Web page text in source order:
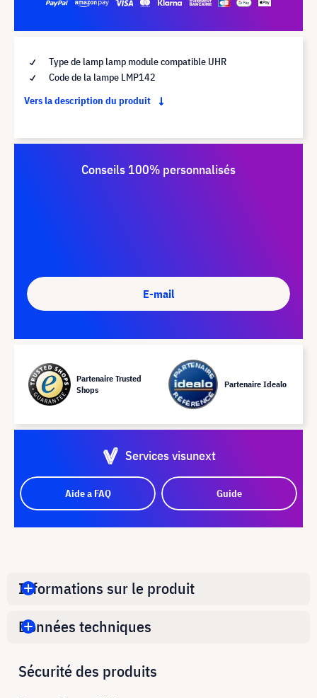
Type de lamp lamp module compatible UHR
Code de la lampe LMP142
Vers la description du produit
Conseils 100% personnalisés
E-mail
Partenaire Trusted
Shops
Partenaire Idealo
Services visunext
Aide a FAQ Guide
Informations sur le produit
Données techniques
Sécurité des produits